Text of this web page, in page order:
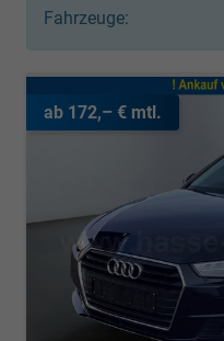
Fahrzeuge:
ab 172,– € mtl.